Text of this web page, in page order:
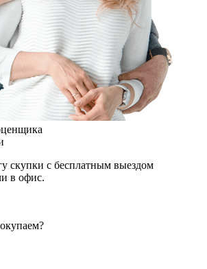
скупки с бесплатным выездом
в офис.